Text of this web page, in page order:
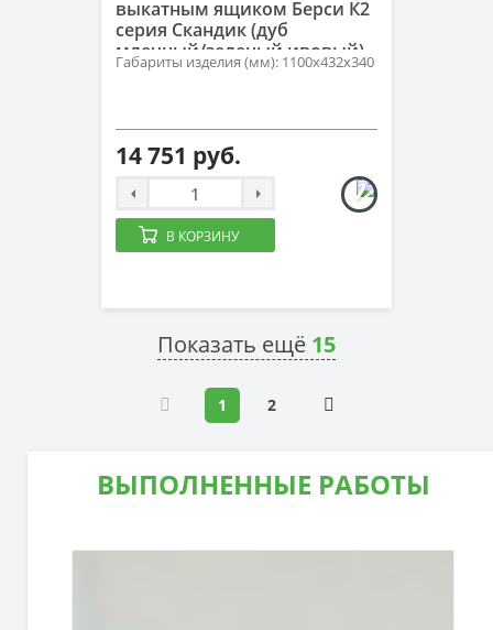
выкатным ящиком Берси К2
серия Скандик (дуб
млечный/зеленый ивовый)
Габариты изделия (мм): 1100х432х340
14 751 руб.
В КОРЗИНУ
Показать ещё 15
1 2
ВЫПОЛНЕННЫЕ РАБОТЫ